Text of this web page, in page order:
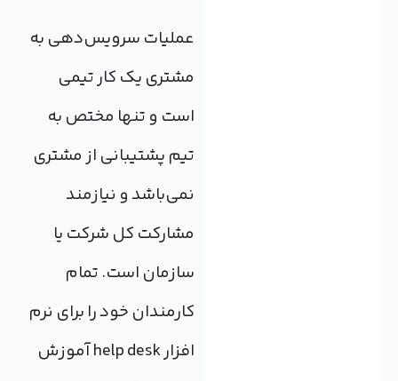
عملیات سرویس‌دهی به
مشتری یک کار تیمی
است و تنها مختص به
تیم پشتیبانی از مشتری
نمی‌باشد و نیازمند
مشارکت کل شرکت یا
سازمان است. تمام
کارمندان خود را برای نرم
افزار help desk آموزش